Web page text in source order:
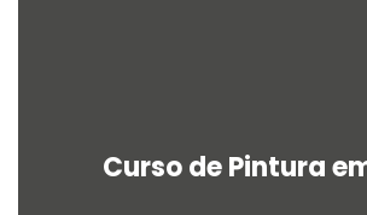
Curso de Pintura